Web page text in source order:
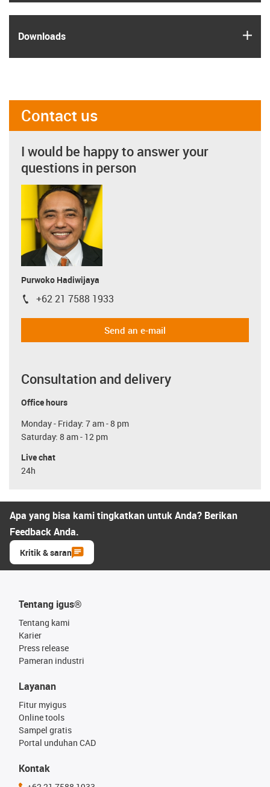
Downloads
Contact us
I would be happy to answer your
questions in person
Purwoko Hadiwijaya
igus-icon-phone
+62 21 7588 1933
Send an e-mail
Consultation and delivery
Office hours
Monday - Friday: 7 am - 8 pm
Saturday: 8 am - 12 pm
Live chat
24h
Apa yang bisa kami tingkatkan untuk Anda? Berikan
Feedback Anda.
Kritik & saran
Tentang igus®
Tentang kami
Karier
Press release
Pameran industri
Layanan
Fitur myigus
Online tools
Sampel gratis
Portal unduhan CAD
Kontak